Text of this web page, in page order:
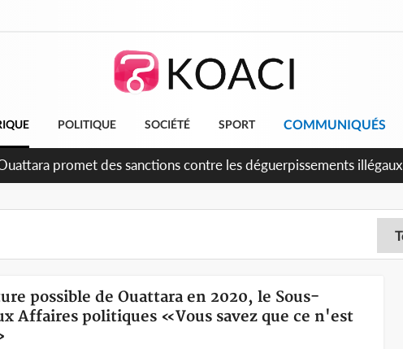
POLITIQUE SOCIÉTÉ SPORT COMMUNIQUÉS
promet des sanctions contre les déguerpissements illégaux
possible de Ouattara en 2020, le Sous-
Affaires politiques «Vous savez que ce n'est